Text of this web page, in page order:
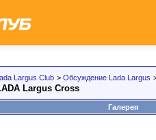
Largus Club > Обсуждение Lada Largus
Largus Cross
Галерея